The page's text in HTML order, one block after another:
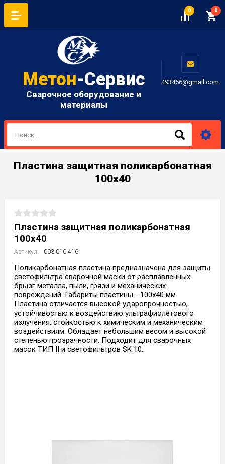
0 0
Метон-Сервис
Сварочное оборудование и
материалы
493456@gmail.com
Пластина защитная поликарбонатная
100х40
Пластина защитная поликарбонатная
100х40
Артикул: 003.010.416
Поликарбонатная пластина предназначена для защиты
светофильтра сварочной маски от расплавленных
брызг металла, пыли, грязи и механических
повреждений. Габариты пластины - 100х40 мм.
Пластина отличается высокой ударопрочностью,
устойчивостью к воздействию ультрафиолетового
излучения, стойкостью к химическим и механическим
воздействиям. Обладает небольшим весом и высокой
степенью прозрачности. Подходит для сварочных
масок ТИП II и светофильтров SK 10.